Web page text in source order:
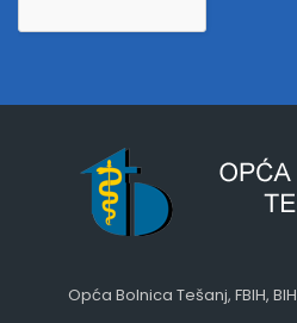
Opća Bolnica Tešanj, FBIH, BIH